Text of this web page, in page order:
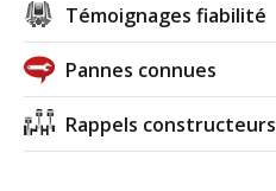
Témoignages fiabilité
Pannes connues
Rappels constructeurs